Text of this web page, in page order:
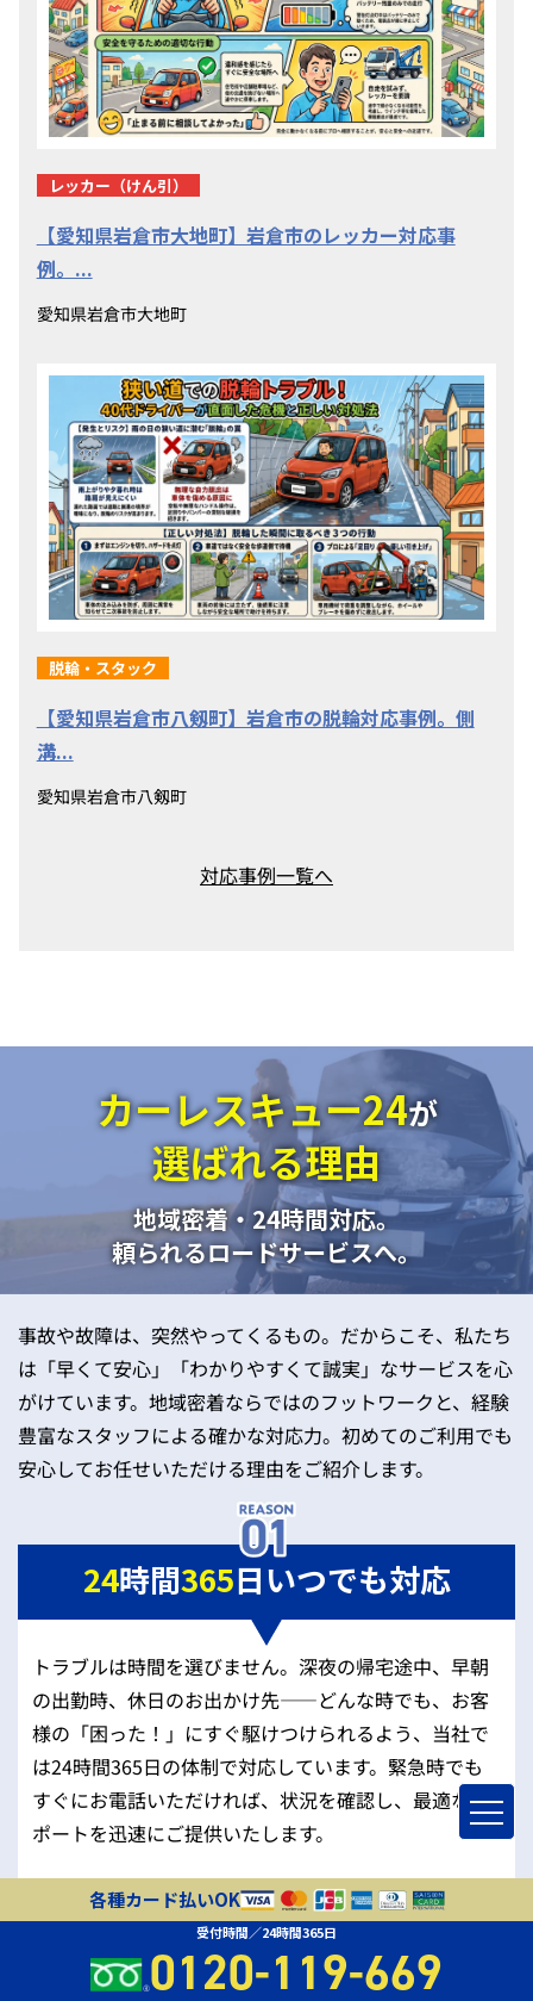
レッカー（けん引）
【愛知県岩倉市大地町】岩倉市のレッカー対応事
例。...
愛知県岩倉市大地町
脱輪・スタック
【愛知県岩倉市八剱町】岩倉市の脱輪対応事例。側
溝...
愛知県岩倉市八剱町
対応事例一覧へ
カーレスキュー24が
選ばれる理由
地域密着・24時間対応。
頼られるロードサービスへ。
事故や故障は、突然やってくるもの。だからこそ、私たち
は「早くて安心」「わかりやすくて誠実」なサービスを心
がけています。地域密着ならではのフットワークと、経験
豊富なスタッフによる確かな対応力。初めてのご利用でも
安心してお任せいただける理由をご紹介します。
24時間365日いつでも対応
トラブルは時間を選びません。深夜の帰宅途中、早朝
の出勤時、休日のお出かけ先——どんな時でも、お客
様の「困った！」にすぐ駆けつけられるよう、当社で
は24時間365日の体制で対応しています。緊急時でも
すぐにお電話いただければ、状況を確認し、最適なサ
ポートを迅速にご提供いたします。
地域密着だから早い
各種カード払いOK
受付時間／24時間365日
0120-119-669